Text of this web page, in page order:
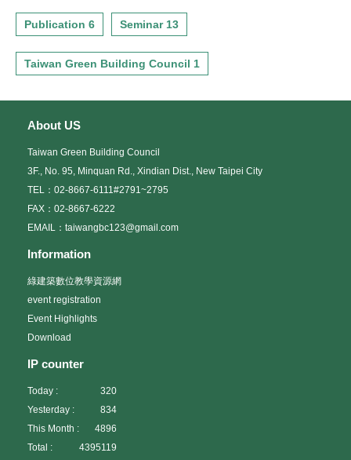
Publication 6 Seminar 13
Taiwan Green Building Council 1
About US
Taiwan Green Building Council
3F., No. 95, Minquan Rd., Xindian Dist., New Taipei City
TEL：02-8667-6111#2791~2795
FAX：02-8667-6222
EMAIL：taiwangbc123@gmail.com
Information
綠建築數位教學資源網
event registration
Event Highlights
Download
IP counter
Today :
320
Yesterday :
834
This Month :
4896
Total :
4395119